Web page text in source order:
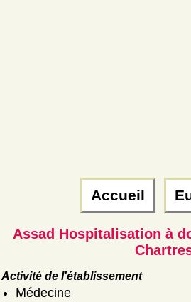
Accueil
Assad Hospitalisation à
Activité de l'établissement
Médecine